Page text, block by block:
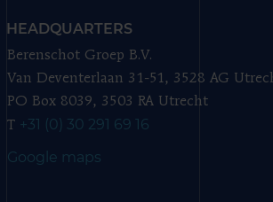
HEADQUARTERS
Berenschot Groep B.V.
Van Deventerlaan 31-51, 3528 AG
PO Box 8039, 3503 RA Utrecht
T +31 (0) 30 291 69 16
Google maps